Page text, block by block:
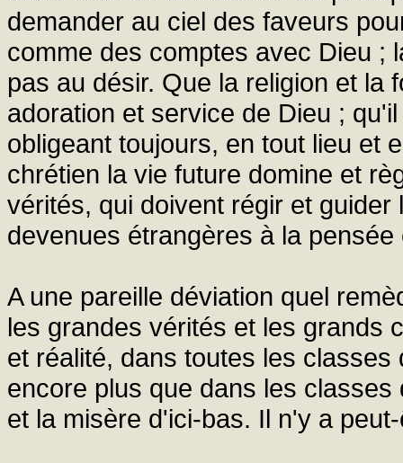
demander au ciel des faveurs
comme des comptes avec Dieu ;
pas au désir. Que la religion et la
adoration et service de Dieu ;
obligeant toujours, en tout lieu et
chrétien la vie future domine et
vérités, qui doivent régir et
devenues étrangères à la
A une pareille déviation quel
les grandes vérités et les grands
et réalité, dans toutes les
encore plus que dans les
et la misère d'ici-bas. Il n'y a